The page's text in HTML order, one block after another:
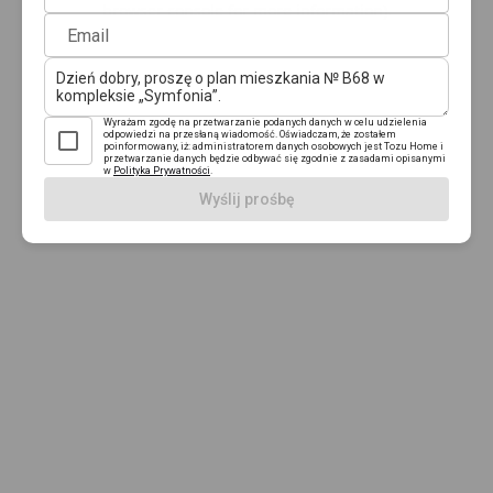
Email
Wyrażam zgodę na przetwarzanie podanych danych w celu udzielenia
odpowiedzi na przesłaną wiadomość. Oświadczam, że zostałem
poinformowany, iż: administratorem danych osobowych jest Tozu Home i
przetwarzanie danych będzie odbywać się zgodnie z zasadami opisanymi
w Polityka Prywatności
Wyślij prośbę
browser console for more information).